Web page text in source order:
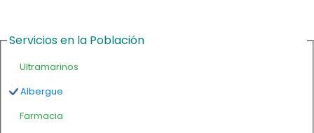
Servicios en la Población
Ultramarinos
Albergue
Farmacia